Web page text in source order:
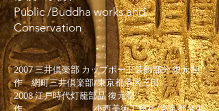
Public /Buddha works and
Conservation
2007 三井倶楽部 カップボード装飾部分 復元制
作 網町三井倶楽部/東京都港区三田
2008 江戸時代灯籠部品 復元制
作 小西美術工藝社/東京都台東